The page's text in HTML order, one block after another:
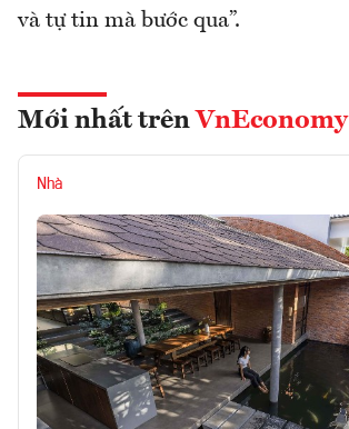
và tự tin mà bước qua”.
Mới nhất trên VnEconomy
Nhà